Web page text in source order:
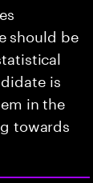
should be
is
in the
towards